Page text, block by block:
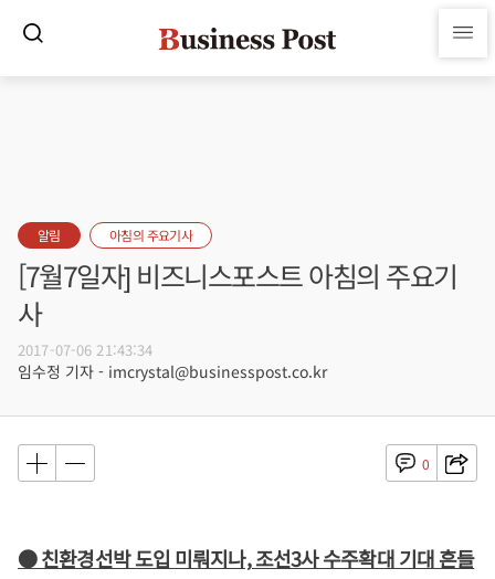
알림 아침의 주요기사
[7월7일자] 비즈니스포스트 아침의 주요기
사
2017-07-06 21:43:34
임수정 기자 - imcrystal@businesspost.co.kr
0
● 친환경선박 도입 미뤄지나, 조선3사 수주확대 기대 흔들